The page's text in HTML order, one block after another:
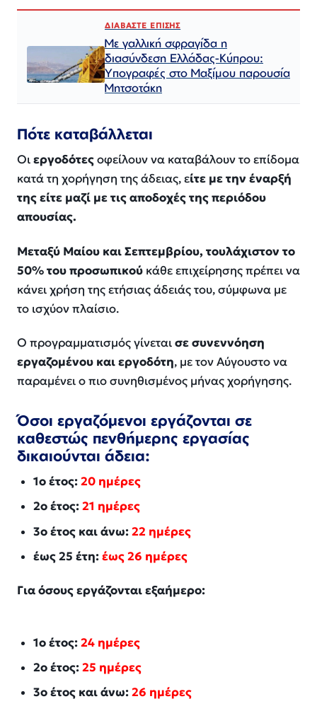
ΔΙΑΒΑΣΤΕ ΕΠΙΣΗΣ
Με γαλλική σφραγίδα η
διασύνδεση Ελλάδας-Κύπρου:
Υπογραφές στο Μαξίμου παρουσία
Μητσοτάκη
Πότε καταβάλλεται
Οιεργοδότεςοφείλουν να καταβάλουν το επίδομα
κατά τη χορήγηση της άδειας, είτε με την έναρξή
της είτε μαζί με τις αποδοχές της περιόδου
απουσίας.
Μεταξύ Μαίου και Σεπτεμβρίου, τουλάχιστον το
50% του προσωπικού κάθε επιχείρησης πρέπει να
κάνει χρήση της ετήσιας άδειάς του, σύμφωνα με
το ισχύον πλαίσιο.
Ο προγραμματισμός γίνεταισε συνεννόηση
εργαζομένου και εργοδότη, με τον Αύγουστο να
παραμένει ο πιο συνηθισμένος μήνας χορήγησης.
Όσοι εργαζόμενοι εργάζονται σε
καθεστώς πενθήμερης εργασίας
δικαιούνται άδεια:
1ο έτος:20 ημέρες
2ο έτος:21 ημέρες
3ο έτος και άνω:22 ημέρες
έως 25 έτη:έως 26 ημέρες
Για όσους εργάζονται εξαήμερο:
1ο έτος:24 ημέρες
2ο έτος:25 ημέρες
3ο έτος και άνω:26 ημέρες